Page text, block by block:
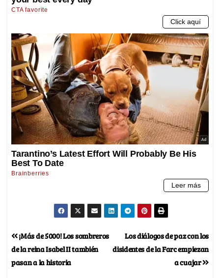
Los diálogos de paz con los
disidentes de la Farc empiezan
a cuajar
¡Más de 5000! Los sombreros
de la reina Isabel II también
pasan a la historia